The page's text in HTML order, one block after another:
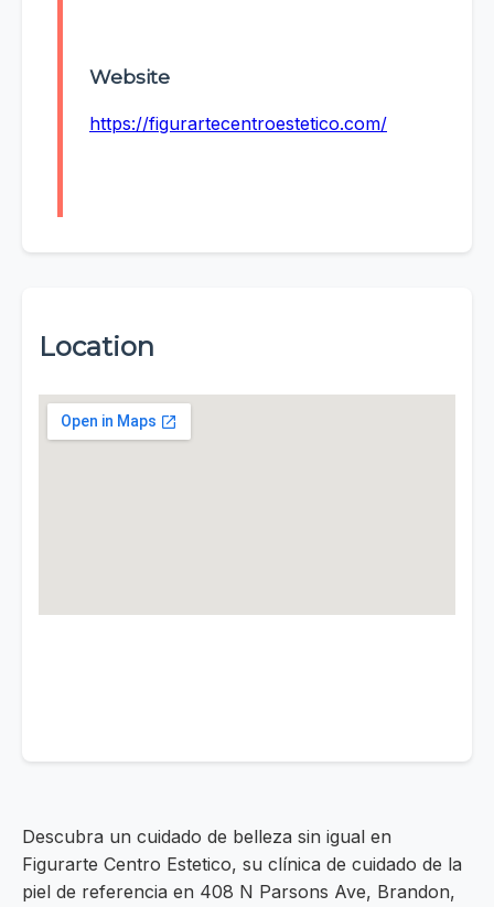
Website
https://figurartecentroestetico.com/
Location
Descubra un cuidado de belleza sin igual en
Figurarte Centro Estetico, su clínica de cuidado de la
piel de referencia en 408 N Parsons Ave, Brandon,